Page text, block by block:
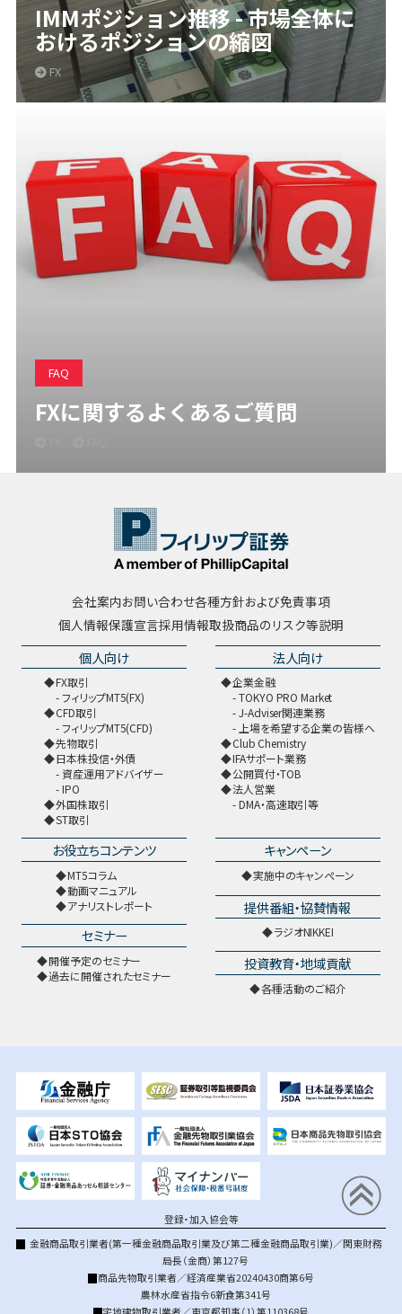
IMMポジション推移 - 市場全体に
おけるポジションの縮図
FX
FAQ
FXに関するよくあるご質問
会社案内お問い合わせ各種方針および免責事項
個人情報保護宣言採用情報取扱商品のリスク等説明
個人向け
FX取引
フィリップMT5(FX)
CFD取引
フィリップMT5(CFD)
先物取引
日本株投信・外債
資産運用アドバイザー
IPO
外国株取引
ST取引
法人向け
企業金融
TOKYO PRO Market
J-Adviser関連業務
上場を希望する企業の皆様へ
Club Chemistry
IFAサポート業務
公開買付・TOB
法人営業
DMA・高速取引等
お役立ちコンテンツ
MT5コラム
動画マニュアル
アナリストレポート
セミナー
開催予定のセミナー
過去に開催されたセミナー
キャンペーン
実施中のキャンペーン
提供番組・協賛情報
ラジオNIKKEI
投資教育・地域貢献
各種活動のご紹介
登録・加入協会等
金融商品取引業者(第一種金融商品取引業及び第二種金融商品取引業)／関東財務
局長（金商）第127号
商品先物取引業者／経済産業省20240430商第6号
農林水産省指令6新食第341号